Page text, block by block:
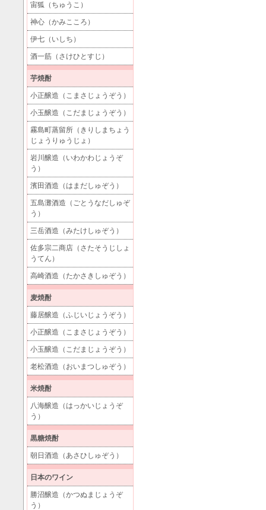
宙狐（ちゅうこ）
神心（かみこころ）
伊七（いしち）
酒一筋（さけひとすじ）
芋焼酎
小正醸造（こまさじょうぞう）
小玉醸造（こだまじょうぞう）
霧島町蒸留所（きりしまちょう
じょうりゅうじょ）
岩川醸造（いわかわじょうぞ
う）
濱田酒造（はまだしゅぞう）
五島灘酒造（ごとうなだしゅぞ
う）
三岳酒造（みたけしゅぞう）
佐多宗二商店（さたそうじしょ
うてん）
高崎酒造（たかさきしゅぞう）
麦焼酎
藤居醸造（ふじいじょうぞう）
小正醸造（こまさじょうぞう）
小玉醸造（こだまじょうぞう）
老松酒造（おいまつしゅぞう）
米焼酎
八海醸造（はっかいじょうぞ
う）
黒糖焼酎
朝日酒造（あさひしゅぞう）
日本のワイン
勝沼醸造（かつぬまじょうぞ
う）